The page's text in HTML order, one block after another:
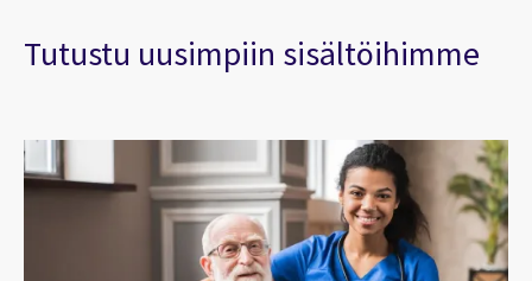
Tutustu uusimpiin sisältöihimme